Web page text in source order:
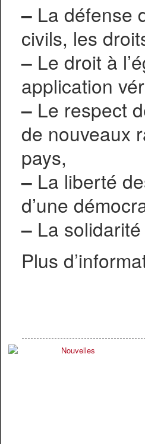
– La défense
civils, les
– Le droit à
application
– Le respect
de nouveaux
pays,
– La liberté
d’une
– La
Plus